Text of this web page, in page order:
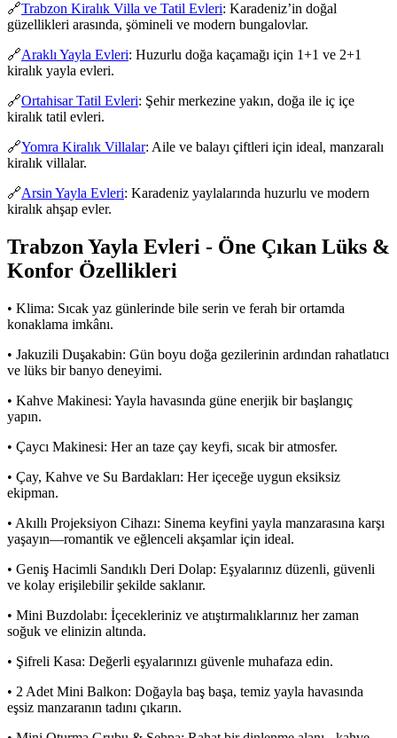
🔗Trabzon Kiralık Villa ve Tatil Evleri: Karadeniz’in doğal
güzellikleri arasında, şömineli ve modern bungalovlar.
🔗Araklı Yayla Evleri: Huzurlu doğa kaçamağı için 1+1 ve 2+1
kiralık yayla evleri.
🔗Ortahisar Tatil Evleri: Şehir merkezine yakın, doğa ile iç içe
kiralık tatil evleri.
🔗Yomra Kiralık Villalar: Aile ve balayı çiftleri için ideal, manzaralı
kiralık villalar.
🔗Arsin Yayla Evleri: Karadeniz yaylalarında huzurlu ve modern
kiralık ahşap evler.
Trabzon Yayla Evleri - Öne Çıkan Lüks &
Konfor Özellikleri
• Klima: Sıcak yaz günlerinde bile serin ve ferah bir ortamda
konaklama imkânı.
• Jakuzili Duşakabin: Gün boyu doğa gezilerinin ardından rahatlatıcı
ve lüks bir banyo deneyimi.
• Kahve Makinesi: Yayla havasında güne enerjik bir başlangıç
yapın.
• Çaycı Makinesi: Her an taze çay keyfi, sıcak bir atmosfer.
• Çay, Kahve ve Su Bardakları: Her içeceğe uygun eksiksiz
ekipman.
• Akıllı Projeksiyon Cihazı: Sinema keyfini yayla manzarasına karşı
yaşayın—romantik ve eğlenceli akşamlar için ideal.
• Geniş Hacimli Sandıklı Deri Dolap: Eşyalarınız düzenli, güvenli
ve kolay erişilebilir şekilde saklanır.
• Mini Buzdolabı: İçecekleriniz ve atıştırmalıklarınız her zaman
soğuk ve elinizin altında.
• Şifreli Kasa: Değerli eşyalarınızı güvenle muhafaza edin.
• 2 Adet Mini Balkon: Doğayla baş başa, temiz yayla havasında
eşsiz manzaranın tadını çıkarın.